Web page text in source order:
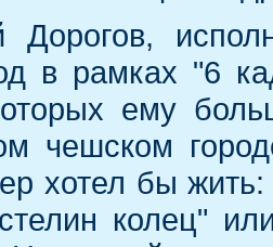
Дорогов,
в рамках "6
ему
чешском
хотел бы
колец"